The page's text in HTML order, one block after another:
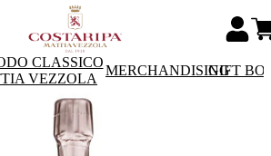
CLASSICO
VEZZOLA
MERCHANDISING
GIFT